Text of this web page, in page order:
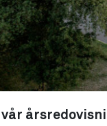
I vår